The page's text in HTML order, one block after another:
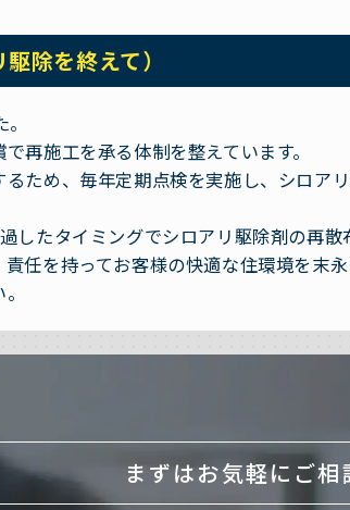
除を終えて）
再施工を承る体制を整えています。
ため、毎年定期点検を実施し、シロア
たタイミングでシロアリ駆除剤の再散
任を持ってお客様の快適な住環境を末永
まずはお気軽にご相